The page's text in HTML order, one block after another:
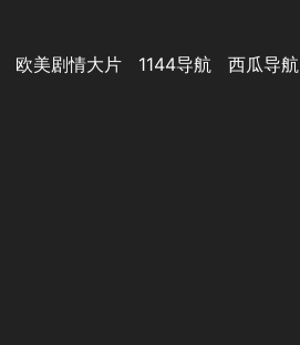
欧美剧情大片 1144导航 西瓜导航